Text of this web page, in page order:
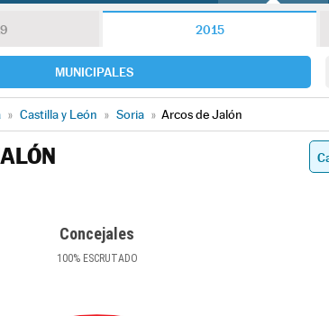
2015
MUNICIPALES
» Castilla y León » Soria » Arcos de Jalón
Concejales
100%ESCRUTADO